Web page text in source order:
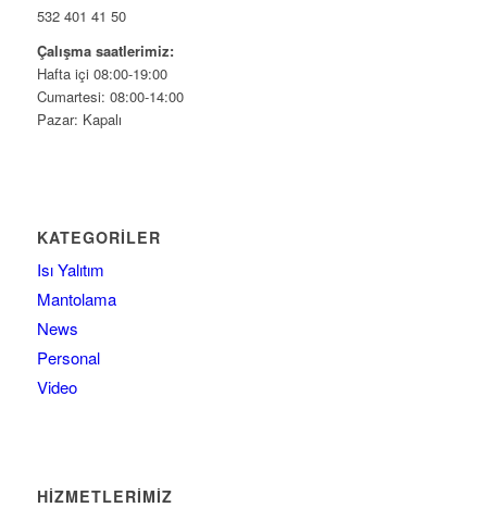
532 401 41 50
Çalışma saatlerimiz:
Hafta içi 08:00-19:00
Cumartesi: 08:00-14:00
Pazar: Kapalı
KATEGORILER
Isı Yalıtım
Mantolama
News
Personal
Video
HIZMETLERIMIZ